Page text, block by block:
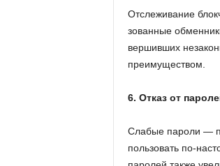
От­сле­жи­ва­ние
зо­ван­ные
вер­шив­ших
пре­иму­ще­ством.
6. Отказ от
Сла­бые па­ро­ли —
поль­зо­вать по-